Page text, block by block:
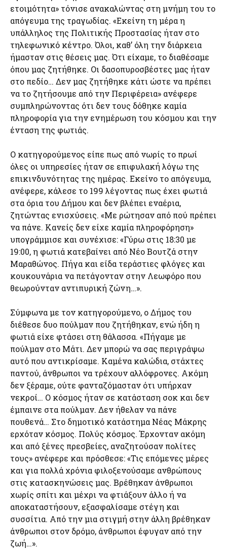
ετοιμότητα» τόνισε ανακαλώντας στη μνήμη του το
απόγευμα της τραγωδίας. «Εκείνη τη μέρα η
υπάλληλος της Πολιτικής Προστασίας ήταν στο
τηλεφωνικό κέντρο. Όλοι, καθ’ όλη την διάρκεια
ήμασταν στις θέσεις μας. Ότι είχαμε, το διαθέσαμε
όπου μας ζητήθηκε. Οι δασοπυροσβέστες μας ήταν
στο πεδίο… Δεν μας ζητήθηκε κάτι ώστε να πρέπει
να το ζητήσουμε από την Περιφέρεια» ανέφερε
συμπληρώνοντας ότι δεν τους δόθηκε καμία
πληροφορία για την ενημέρωση του κόσμου και την
ένταση της φωτιάς.
Ο κατηγορούμενος είπε πως από νωρίς το πρωί
όλες οι υπηρεσίες ήταν σε επιφυλακή λόγω της
επικινδυνότητας της ημέρας. Εκείνο το απόγευμα,
ανέφερε, κάλεσε το 199 λέγοντας πως έχει φωτιά
στα όρια του Δήμου και δεν βλέπει εναέρια,
ζητώντας ενισχύσεις. «Με ρώτησαν από πού πρέπει
να πάνε. Κανείς δεν είχε καμία πληροφόρηση»
υπογράμμισε και συνέχισε: «Γύρω στις 18:30 με
19:00, η φωτιά κατεβαίνει από Νέο Βουτζά στην
Μαραθώνος. Πήγα και είδα τεράστιες φλόγες και
κουκουνάρια να πετάγονταν στην Λεωφόρο που
θεωρούνταν αντιπυρική ζώνη…».
Σύμφωνα με τον κατηγορούμενο, ο Δήμος του
διέθεσε δυο πούλμαν που ζητήθηκαν, ενώ ήδη η
φωτιά είχε φτάσει στη θάλασσα. «Πήγαμε με
πούλμαν στο Μάτι. Δεν μπορώ να σας περιγράψω
αυτό που αντικρίσαμε. Καμένα καλώδια, στάχτες
παντού, άνθρωποι να τρέχουν αλλόφρονες. Ακόμη
δεν ξέραμε, ούτε φανταζόμασταν ότι υπήρχαν
νεκροί… Ο κόσμος ήταν σε κατάσταση σοκ και δεν
έμπαινε στα πούλμαν. Δεν ήθελαν να πάνε
πουθενά… Στο δημοτικό κατάστημα Νέας Μάκρης
ερχόταν κόσμος. Πολύς κόσμος. Έρχονταν ακόμη
και από ξένες πρεσβείες, αναζητούσαν πολίτες
τους» ανέφερε και πρόσθεσε: «Τις επόμενες μέρες
και για πολλά χρόνια φιλοξενούσαμε ανθρώπους
στις κατασκηνώσεις μας. Βρέθηκαν άνθρωποι
χωρίς σπίτι και μέχρι να φτιάξουν άλλο ή να
αποκαταστήσουν, εξασφαλίσαμε στέγη και
συσσίτια. Από την μια στιγμή στην άλλη βρέθηκαν
άνθρωποι στον δρόμο, άνθρωποι έφυγαν από την
ζωή…».